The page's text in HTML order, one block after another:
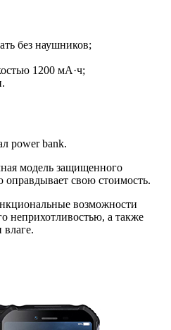
без наушников;
1200 мА·ч;
power bank.
модель защищенного
оправдывает свою стоимость.
возможности
неприхотливостью, а также